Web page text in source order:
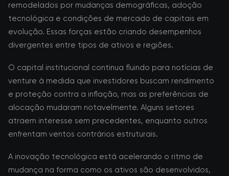
remodelados por mudanças demográficas, adoção
tecnológica e condições de mercado de capitais em
evolução. Essas forças estão criando desempenhos
divergentes entre tipos de ativos e regiões.
O capital institucional continua fluindo para notícias de
venture à medida que investidores buscam rendimento
e proteção contra a inflação, mas as preferências de
alocação mudaram notavelmente. Alguns setores
atraem interesse sem precedentes, enquanto outros
enfrentam ventos contrários estruturais.
A inovação tecnológica está acelerando o ritmo de
mudança na forma como os ativos são desenvolvidos,